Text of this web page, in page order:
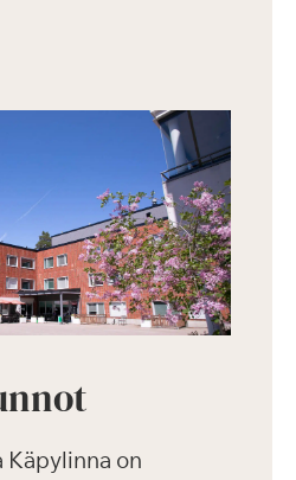
Käpylinna on